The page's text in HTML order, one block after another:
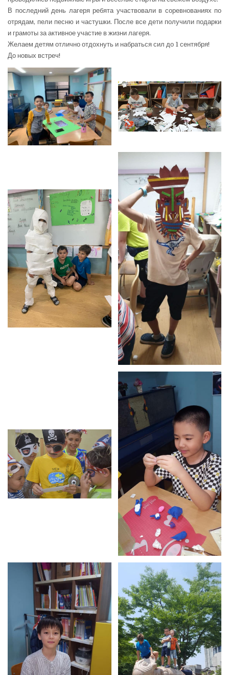
В последний день лагеря ребята участвовали в соревнованиях по
отрядам, пели песню и частушки. После все дети получили подарки
и грамоты за активное участие в жизни лагеря.
Желаем детям отлично отдохнуть и набраться сил до 1 сентября!
До новых встреч!